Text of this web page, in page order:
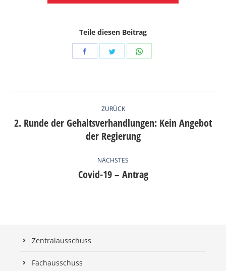
Teile diesen Beitrag
Share
Share
KOMMENTARNAVIGATION
ZURÜCK
Vorheriger
Beitrag:
2. Runde der Gehaltsverhandlungen: Kein Angebot
der Regierung
NÄCHSTES
Nächster
Covid-19 – Antrag
Zentralausschuss
Fachausschuss